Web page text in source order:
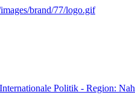
Politik - Region: